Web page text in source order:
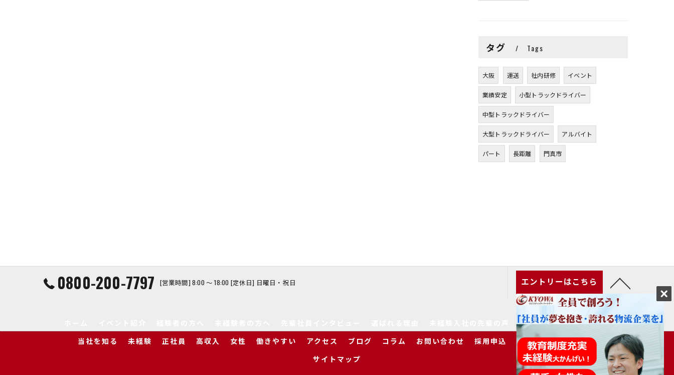
タグ Tags
大阪 運送 社内研修 イベント
業績安定 小型トラックドライバー
中型トラックドライバー
大型トラックドライバー アルバイト
パート 長距離 門真市
0800-200-7797 [営業時間] 8:00 ～ 18:00 [定休日] 日曜日・祝日 エントリーはこちら
家族の皆様へ
求人一覧
当社を知る
未経験 正社員 高収入 女性 働きやすい アクセス ブログ コラム お問い合わせ 採用申込
プライバシーポリシー
サイトマップ